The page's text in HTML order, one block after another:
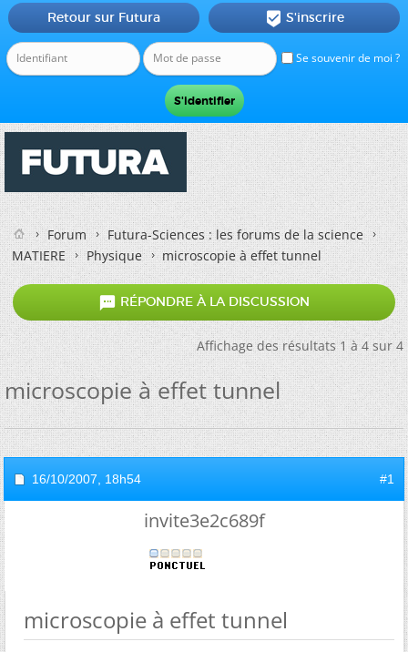
Se souvenir de moi ?
Retour sur Futura  S'inscrire
Forum
Futura-Sciences : les forums de la science
MATIERE
Physique microscopie à effet tunnel
 RÉPONDRE À LA DISCUSSION
Affichage des résultats 1 à 4 sur 4
microscopie à effet tunnel
16/10/2007, 18h54 #1
invite3e2c689f
microscopie à effet tunnel